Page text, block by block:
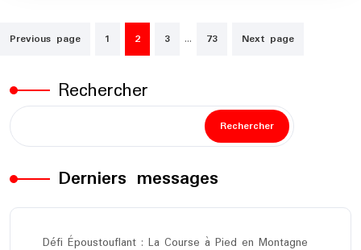
Pagination
publications
Previous page 1 2 3 … 73 Next page
Rechercher
Rechercher
Derniers messages
Défi Époustouflant : La Course à Pied en Montagne